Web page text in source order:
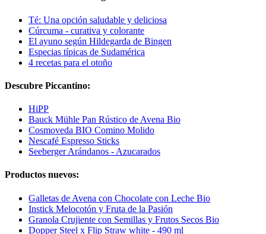
Té: Una opción saludable y deliciosa
Cúrcuma - curativa y colorante
El ayuno según Hildegarda de Bingen
Especias típicas de Sudamérica
4 recetas para el otoño
Descubre Piccantino:
HiPP
Bauck Mühle Pan Rústico de Avena Bio
Cosmoveda BIO Comino Molido
Nescafé Espresso Sticks
Seeberger Arándanos - Azucarados
Productos nuevos:
Galletas de Avena con Chocolate con Leche Bio
Instick Melocotón y Fruta de la Pasión
Granola Crujiente con Semillas y Frutos Secos Bio
Dopper Steel x Flip Straw white - 490 ml